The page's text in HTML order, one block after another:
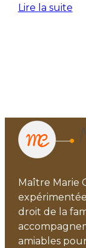
Lire la suite
Maître Marie
droit de la
amiables